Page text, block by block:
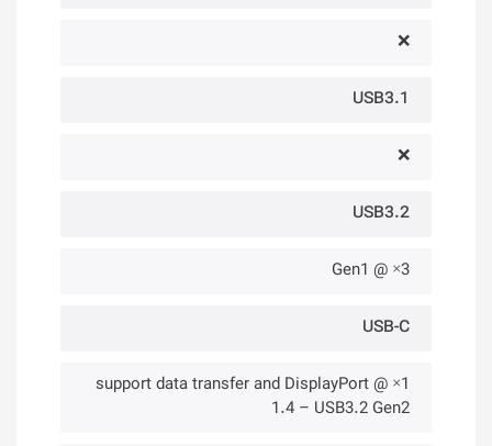
❌
USB3.1
❌
USB3.2
3× @ Gen1
USB-C
1× @ support data transfer and DisplayPort
1.4 – USB3.2 Gen2